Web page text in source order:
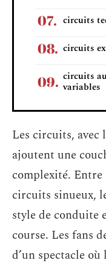
circuits
circuits
circuits
variables
Les circuits, avec
ajoutent une
complexité. Entre
circuits sinueux,
style de conduite
course. Les fans
d’un spectacle